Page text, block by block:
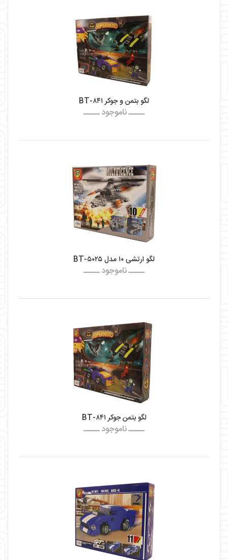
لگو بتمن و جوکر BT-۸۴۱
ـــــ ناموجود ـــــ
لگو ارتشی ۱۰ مدل BT-۵۰۲۵
ـــــ ناموجود ـــــ
لگو بتمن جوکر BT-۸۴۱
ـــــ ناموجود ـــــ